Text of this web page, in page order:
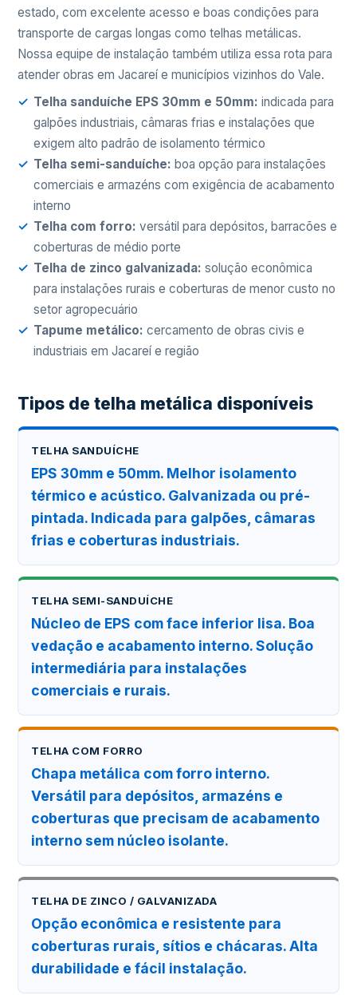
estado, com excelente acesso e boas condições para
transporte de cargas longas como telhas metálicas.
Nossa equipe de instalação também utiliza essa rota para
atender obras em Jacareí e municípios vizinhos do Vale.
Telha sanduíche EPS 30mm e 50mm: indicada para
galpões industriais, câmaras frias e instalações que
exigem alto padrão de isolamento térmico
Telha semi-sanduíche: boa opção para instalações
comerciais e armazéns com exigência de acabamento
interno
Telha com forro: versátil para depósitos, barracões e
coberturas de médio porte
Telha de zinco galvanizada: solução econômica
para instalações rurais e coberturas de menor custo no
setor agropecuário
Tapume metálico: cercamento de obras civis e
industriais em Jacareí e região
Tipos de telha metálica disponíveis
TELHA SANDUÍCHE
EPS 30mm e 50mm. Melhor isolamento
térmico e acústico. Galvanizada ou pré-
pintada. Indicada para galpões, câmaras
frias e coberturas industriais.
TELHA SEMI-SANDUÍCHE
Núcleo de EPS com face inferior lisa. Boa
vedação e acabamento interno. Solução
intermediária para instalações
comerciais e rurais.
TELHA COM FORRO
Chapa metálica com forro interno.
Versátil para depósitos, armazéns e
coberturas que precisam de acabamento
interno sem núcleo isolante.
TELHA DE ZINCO / GALVANIZADA
Opção econômica e resistente para
coberturas rurais, sítios e chácaras. Alta
durabilidade e fácil instalação.